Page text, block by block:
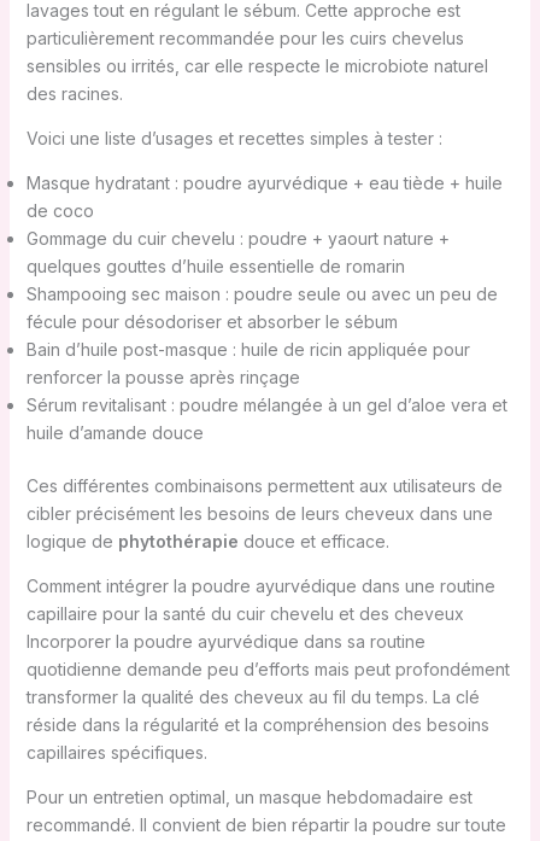
lavages tout en régulant le sébum. Cette approche est
particulièrement recommandée pour les cuirs chevelus
sensibles ou irrités, car elle respecte le microbiote naturel
des racines.
Voici une liste d’usages et recettes simples à tester :
Masque hydratant : poudre ayurvédique + eau tiède + huile
de coco
Gommage du cuir chevelu : poudre + yaourt nature +
quelques gouttes d’huile essentielle de romarin
Shampooing sec maison : poudre seule ou avec un peu de
fécule pour désodoriser et absorber le sébum
Bain d’huile post-masque : huile de ricin appliquée pour
renforcer la pousse après rinçage
Sérum revitalisant : poudre mélangée à un gel d’aloe vera et
huile d’amande douce
Ces différentes combinaisons permettent aux utilisateurs de
cibler précisément les besoins de leurs cheveux dans une
logique de phytothérapie douce et efficace.
Comment intégrer la poudre ayurvédique dans une routine
capillaire pour la santé du cuir chevelu et des cheveux
Incorporer la poudre ayurvédique dans sa routine
quotidienne demande peu d’efforts mais peut profondément
transformer la qualité des cheveux au fil du temps. La clé
réside dans la régularité et la compréhension des besoins
capillaires spécifiques.
Pour un entretien optimal, un masque hebdomadaire est
recommandé. Il convient de bien répartir la poudre sur toute